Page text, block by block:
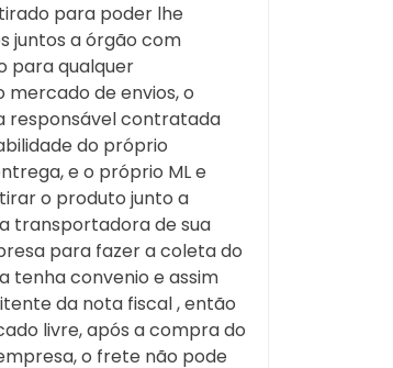
tirado para poder lhe
juntos a órgão com
para qualquer
mercado de envios, o
responsável contratada
do próprio
e o próprio ML e
o produto junto a
transportadora de sua
para fazer a coleta do
tenha convenio e assim
da nota fiscal , então
livre, após a compra do
empresa, o frete não pode